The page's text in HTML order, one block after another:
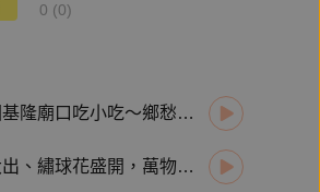
0 (0)
EP01｜裴社長回基隆廟口吃小吃～鄉愁的滋味也是絕世美味！
EP02｜綠竹筍大出、繡球花盛開，萬物火紅生長，原來是立夏！